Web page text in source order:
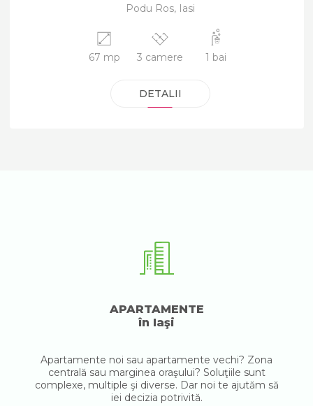
Podu Ros, Iasi
67 mp 3 camere 1 bai
DETALII
APARTAMENTE
în Iaşi
Apartamente noi sau apartamente vechi? Zona
centrală sau marginea oraşului? Soluţiile sunt
complexe, multiple şi diverse. Dar noi te ajutăm să
iei decizia potrivită.